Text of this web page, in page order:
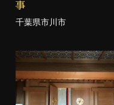
事
千葉県市川市